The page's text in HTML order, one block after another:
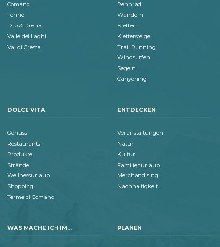
Comano
Tenno
Dro & Drena
Valle dei Laghi
Val di Gresta
Rennrad
Wandern
Klettern
Klettersteige
Trail Running
Windsurfen
Segeln
Canyoning
DOLCE VITA
Genuss
Restaurants
Produkte
Strände
Wellnessurlaub
Shopping
Terme di Comano
ENTDECKEN
Veranstaltungen
Natur
Kultur
Familienurlaub
Merchandising
Nachhaltigkeit
WAS MACHE ICH IM... PLANEN